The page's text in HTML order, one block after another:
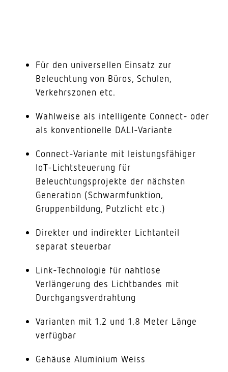
Für den universellen Einsatz zur
Beleuchtung von Büros, Schulen,
Verkehrszonen etc.
Wahlweise als intelligente Connect- oder
als konventionelle DALI-Variante
Connect-Variante mit leistungsfähiger
IoT-Lichtsteuerung für
Beleuchtungsprojekte der nächsten
Generation (Schwarmfunktion,
Gruppenbildung, Putzlicht etc.)
Direkter und indirekter Lichtanteil
separat steuerbar
Link-Technologie für nahtlose
Verlängerung des Lichtbandes mit
Durchgangsverdrahtung
Varianten mit 1.2 und 1.8 Meter Länge
verfügbar
Gehäuse Aluminium Weiss